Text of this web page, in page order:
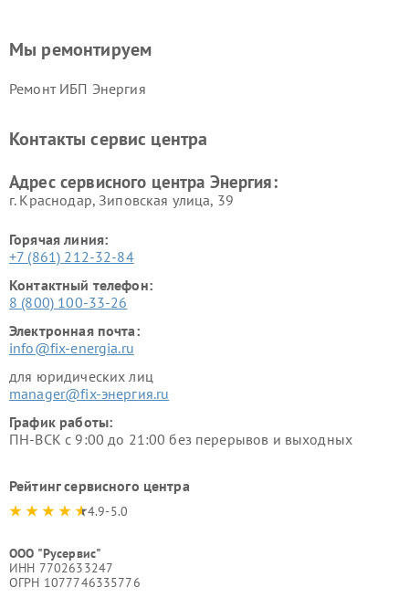
Мы ремонтируем
Ремонт ИБП Энергия
Контакты сервис центра
Адрес сервисного центра Энергия:
г. Краснодар, Зиповская улица, 39
Горячая линия:
+7 (861) 212-32-84
Контактный телефон:
8 (800) 100-33-26
Электронная почта:
info@fix-energia.ru
для юридических лиц
manager@fix-энергия.ru
График работы:
ПН-ВСК с 9:00 до 21:00 без перерывов и выходных
Рейтинг сервисного центра
4.9-5.0
ООО "Русервис"
ИНН 7702633247
ОГРН 1077746335776